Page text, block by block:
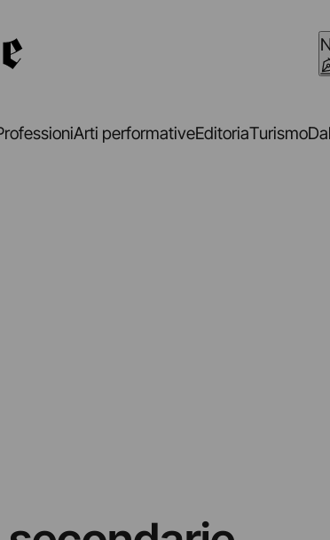
Arti performativeEditoriaTurismo